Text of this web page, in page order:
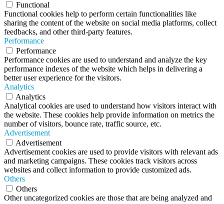
Functional
Functional cookies help to perform certain functionalities like
sharing the content of the website on social media platforms, collect
feedbacks, and other third-party features.
Performance
Performance
Performance cookies are used to understand and analyze the key
performance indexes of the website which helps in delivering a
better user experience for the visitors.
Analytics
Analytics
Analytical cookies are used to understand how visitors interact with
the website. These cookies help provide information on metrics the
number of visitors, bounce rate, traffic source, etc.
Advertisement
Advertisement
Advertisement cookies are used to provide visitors with relevant ads
and marketing campaigns. These cookies track visitors across
websites and collect information to provide customized ads.
Others
Others
Other uncategorized cookies are those that are being analyzed and